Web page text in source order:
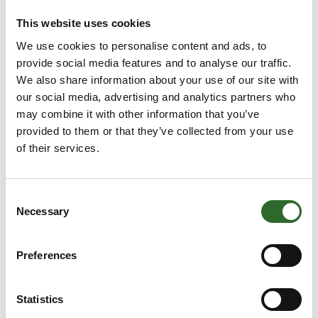
This website uses cookies
We use cookies to personalise content and ads, to
provide social media features and to analyse our traffic.
We also share information about your use of our site with
our social media, advertising and analytics partners who
may combine it with other information that you’ve
provided to them or that they’ve collected from your use
of their services.
Selection
Necessary
Preferences
Statistics
2022
EVO Series™ elektrisk membranpumpe
HØJ EFFEKTIVITET PÅ DOSERINGSPROCESSER og
pumpning af farve
Denne referencehistorie er fra Flint Group i
Trelleborg, Sverige. Flint Group har hovedkontor i
Luxem